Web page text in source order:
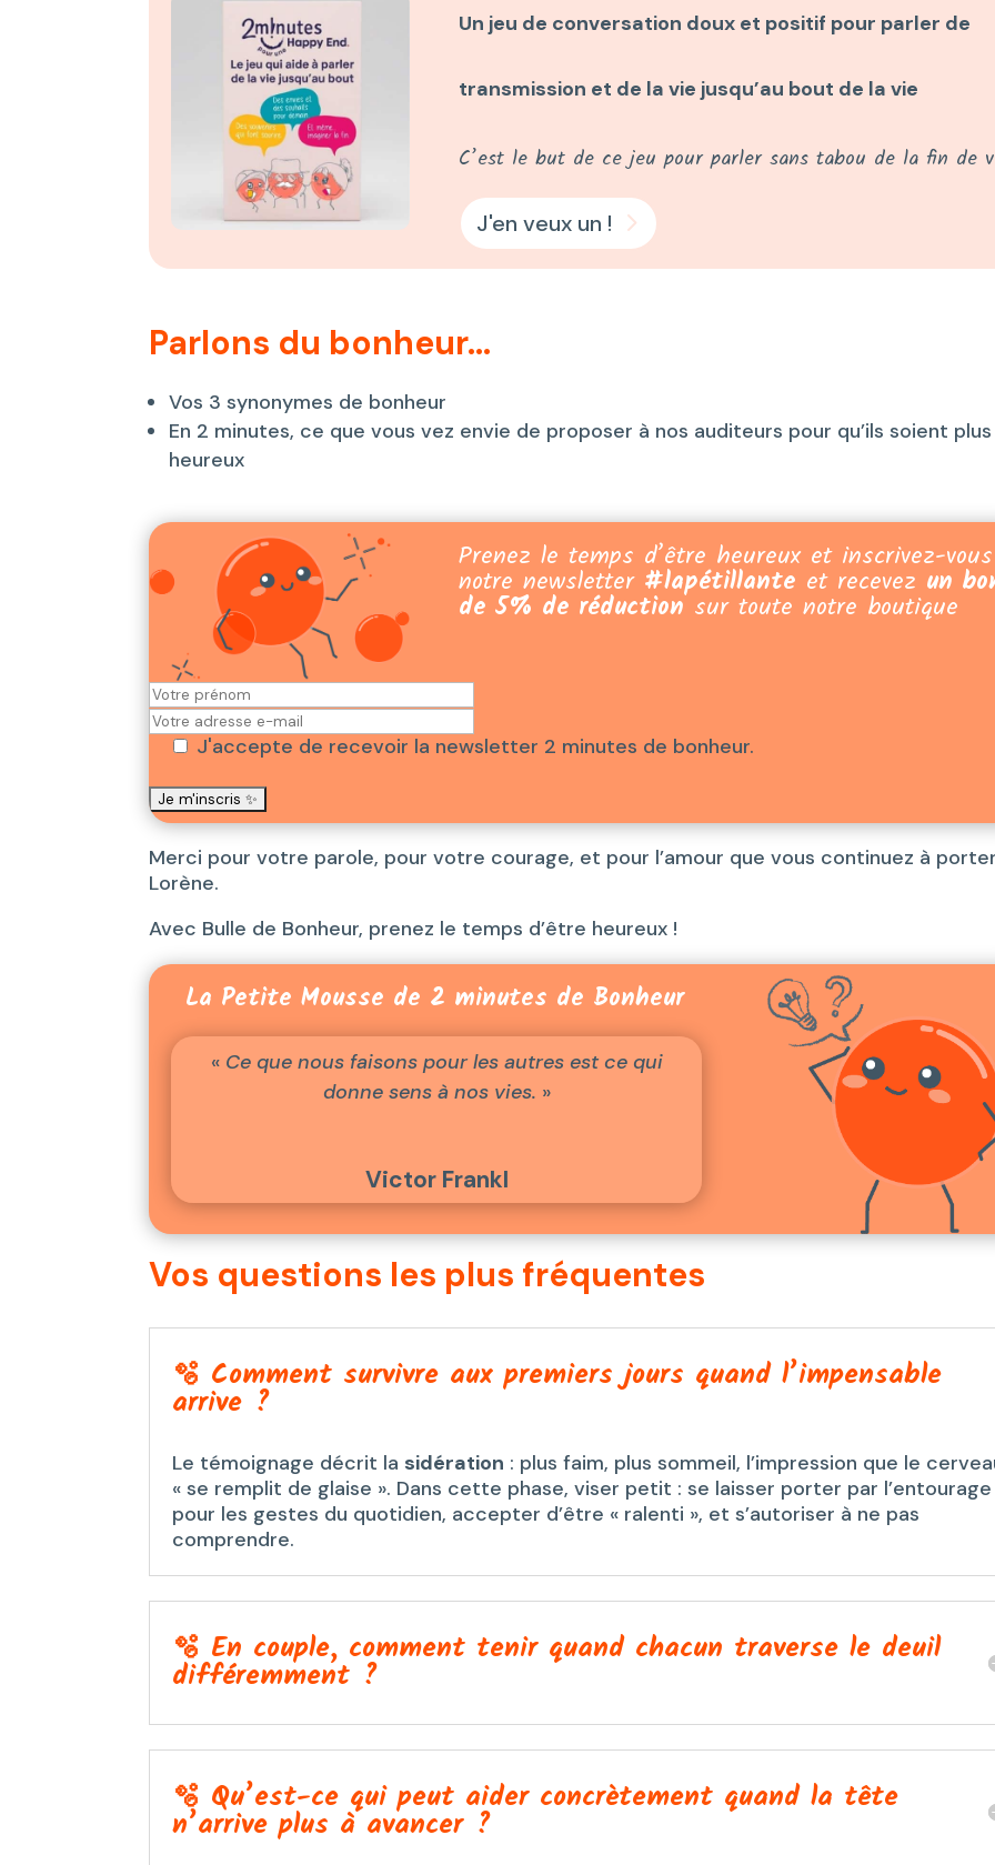
Un jeu de conversation doux et positif pour parler de
transmission et de la vie jusqu’au bout de la vie
C’est le but de ce jeu pour parler sans tabou de la fin de
J'en veux un !
Parlons du bonheur…
Vos 3 synonymes de bonheur
En 2 minutes, ce que vous vez envie de proposer à nos auditeurs pour qu’ils soient plus
heureux
Prenez le temps d’être heureux et inscrivez-
notre newsletter #lapétillante et recevez un
de 5% de réductionsur toute notre boutique
J'accepte de recevoir la newsletter 2 minutes de bonheur.
Merci pour votre parole, pour votre courage, et pour l’amour que vous continuez à
Lorène.
Avec Bulle de Bonheur, prenez le temps d’être heureux !
La Petite Mousse de 2 minutes de Bonheur
« Ce que nous faisons pour les autres est ce qui
donne sens à nos vies. »
Victor Frankl
Vos questions les plus fréquentes
🫧 Comment survivre aux premiers jours quand l’impensable
arrive ?
Le témoignage décrit la sidération : plus faim, plus sommeil, l’impression que le
« se remplit de glaise ». Dans cette phase, viser petit : se laisser porter par l’entourage
pour les gestes du quotidien, accepter d’être « ralenti », et s’autoriser à ne pas
comprendre.
🫧 En couple, comment tenir quand chacun traverse le deuil
différemment ?
🫧 Qu’est-ce qui peut aider concrètement quand la tête
n’arrive plus à avancer ?